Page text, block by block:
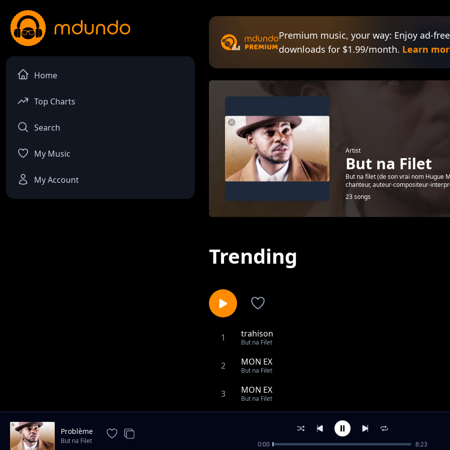
Home
Top Charts
Search
My Music
My Account
Premium music, your way: Enjoy ad-
downloads for $1.99/month. Learn
Artist
But na Filet
But na filet (de son vrai nom Hugue
chanteur, auteur-compositeur-
23 songs
Trending
1 trahison
But na Filet
2 MON EX
But na Filet
3 MON EX
But na Filet
Amour caché
Problème
But na Filet 0:00 8:23